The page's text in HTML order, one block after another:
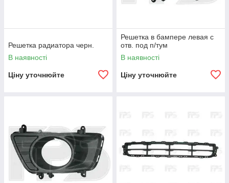
Решетка радиатора черн.
В наявності
Ціну уточнюйте
Решетка в бампере левая с
отв. под п/тум
В наявності
Ціну уточнюйте